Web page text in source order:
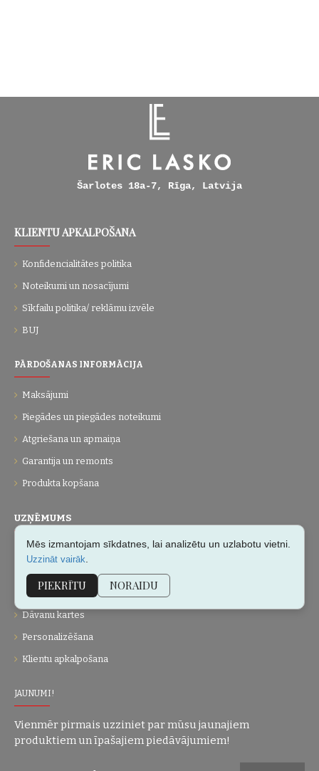
Šarlotes 18a-7, Rīga, Latvija
KLIENTU APKALPOŠANA
Konfidencialitātes politika
Noteikumi un nosacījumi
Sīkfailu politika/ reklāmu izvēle
BUJ
PĀRDOŠANAS INFORMĀCIJA
Maksājumi
Piegādes un piegādes noteikumi
Atgriešana un apmaiņa
Garantija un remonts
Produkta kopšana
UZŅĒMUMS
Par mums
Vietnes karte
Dāvanu kartes
Personalizēšana
Klientu apkalpošana
JAUNUMI!
Vienmēr pirmais uzziniet par mūsu jaunajiem
produktiem un īpašajiem piedāvājumiem!
Mēs izmantojam sīkdatnes, lai analizētu un uzlabotu vietni.
Uzzināt vairāk
PIEKRĪTU NORAIDU